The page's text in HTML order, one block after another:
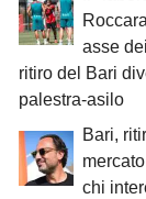
asse
ritiro del Bari
palestra-asilo
Bari,
chi